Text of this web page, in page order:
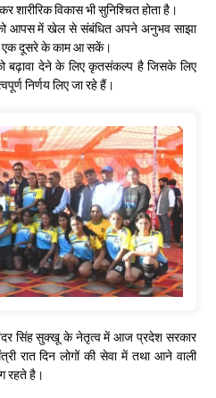
शारीरिक विकास भी सुनिश्चित होता है।
को आपस में खेल से संबंधित अपने अनुभव साझा
एक दूसरे के काम आ सकें।
बढ़ावा देने के लिए कृतसंकल्प है जिसके लिए
निर्णय लिए जा रहे हैं।
सिंह सुक्खू के नेतृत्व में आज प्रदेश सरकार
रात दिन लोगों की सेवा में तथा आने वाली
रहते है।